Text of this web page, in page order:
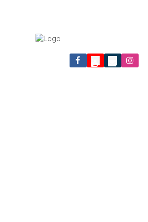
Trindade, Florianópolis,